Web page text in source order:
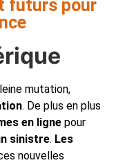
futurs pour
mutation,
. De plus en plus
en ligne pour
sinistre. Les
nouvelles